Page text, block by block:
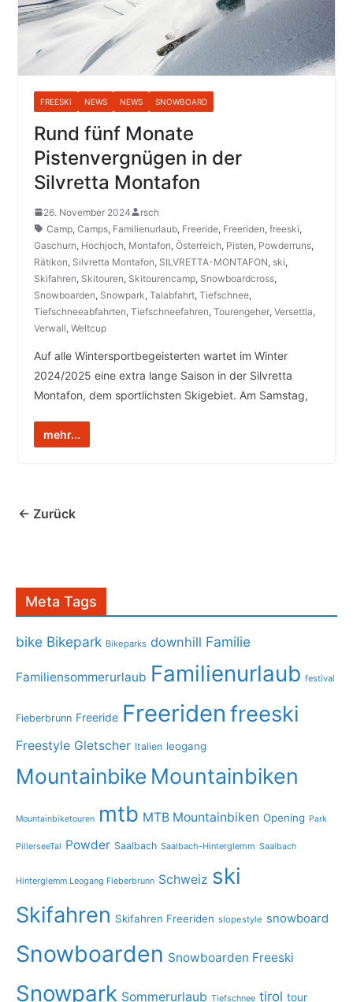
FREESKI NEWS NEWS SNOWBOARD
Rund fünf Monate
Pistenvergnügen in der
Silvretta Montafon
26. November 2024
rsch
Camp, Camps, Familienurlaub, Freeride, Freeriden, freeski,
Gaschurn, Hochjoch, Montafon, Österreich, Pisten, Powderruns,
Rätikon, Silvretta Montafon, SILVRETTA-MONTAFON, ski,
Skifahren, Skitouren, Skitourencamp, Snowboardcross,
Snowboarden, Snowpark, Talabfahrt, Tiefschnee,
Tiefschneeabfahrten, Tiefschneefahren, Tourengeher, Versettla,
Verwall, Weltcup
Auf alle Wintersportbegeisterten wartet im Winter
2024/2025 eine extra lange Saison in der Silvretta
Montafon, dem sportlichsten Skigebiet. Am Samstag,
mehr...
← Zurück
Meta Tags
bike Bikepark Bikeparks downhill Familie
Familiensommerurlaub Familienurlaub festival
Fieberbrunn Freeride Freeriden freeski
Freestyle Gletscher Italien leogang
Mountainbike Mountainbiken
Mountainbiketouren mtb MTB Mountainbiken Opening Park
PillerseeTal Powder Saalbach Saalbach-Hinterglemm Saalbach
Hinterglemm Leogang Fieberbrunn Schweiz ski
Skifahren Skifahren Freeriden slopestyle snowboard
Snowboarden Snowboarden Freeski
Snowpark Sommerurlaub Tiefschnee tirol tour